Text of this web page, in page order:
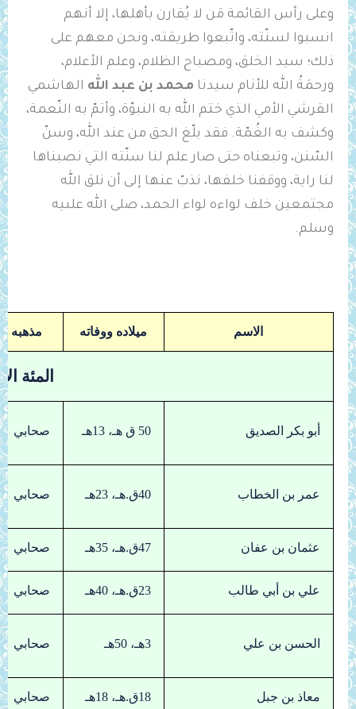
​وعلى رأس القائمة مَن لا يُقارن بأهلها، إلا أنهم
انسبوا لسنّته، واتّبعوا طريقته، ونحن معهم على
ذلك؛ سيد الخلق، ومصباح الظلام، وعلم الأعلام،
ورحمَةُ الله للأنام سيدنا محمد بن عبد الله الهاشمي
القرشي الأمي الذي ختم الله به النبوّة، وأتمّ به النّعمة،
وكشف به الغُمّة. فقد بلّغ الحق من عند الله، وسنّ
السّنن، وتبعناه حتى صار علم لنا سنّته التي نصبناها
لنا راية، ووقفنا خلفها، نذبّ عنها إلى أن نلق الله
مجتمعين خلف لواءه لواء الحمد، صلى الله علىيه
وسلم.
الاسم ميلاده ووفاته مذهبه
المئة
أبو بكر الصديق 50 ق هـ، 13هـ صحابي
عمر بن الخطاب 40ق.هـ، 23هـ صحابي
عثمان بن عفان 47ق.هـ، 35هـ صحابي
علي بن أبي طالب 23ق.هـ، 40هـ صحابي
الحسن بن علي 3هـ، 50هـ صحابي
معاذ بن جبل 18ق.هـ، 18هـ صحابي